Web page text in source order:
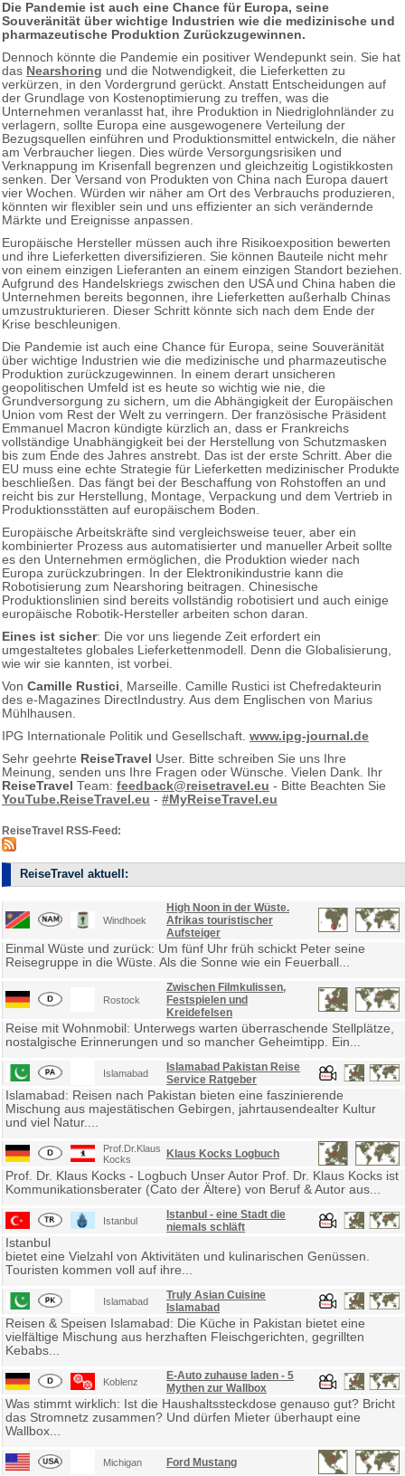
Die Pandemie ist auch eine Chance für Europa, seine
Souveränität über wichtige Industrien wie die medizinische und
pharmazeutische Produktion Zurückzugewinnen.
Dennoch könnte die Pandemie ein positiver Wendepunkt sein. Sie hat
das Nearshoring und die Notwendigkeit, die Lieferketten zu
verkürzen, in den Vordergrund gerückt. Anstatt Entscheidungen auf
der Grundlage von Kostenoptimierung zu treffen, was die
Unternehmen veranlasst hat, ihre Produktion in Niedriglohnländer zu
verlagern, sollte Europa eine ausgewogenere Verteilung der
Bezugsquellen einführen und Produktionsmittel entwickeln, die näher
am Verbraucher liegen. Dies würde Versorgungsrisiken und
Verknappung im Krisenfall begrenzen und gleichzeitig Logistikkosten
senken. Der Versand von Produkten von China nach Europa dauert
vier Wochen. Würden wir näher am Ort des Verbrauchs produzieren,
könnten wir flexibler sein und uns effizienter an sich verändernde
Märkte und Ereignisse anpassen.
Europäische Hersteller müssen auch ihre Risikoexposition bewerten
und ihre Lieferketten diversifizieren. Sie können Bauteile nicht mehr
von einem einzigen Lieferanten an einem einzigen Standort beziehen.
Aufgrund des Handelskriegs zwischen den USA und China haben die
Unternehmen bereits begonnen, ihre Lieferketten außerhalb Chinas
umzustrukturieren. Dieser Schritt könnte sich nach dem Ende der
Krise beschleunigen.
Die Pandemie ist auch eine Chance für Europa, seine Souveränität
über wichtige Industrien wie die medizinische und pharmazeutische
Produktion zurückzugewinnen. In einem derart unsicheren
geopolitischen Umfeld ist es heute so wichtig wie nie, die
Grundversorgung zu sichern, um die Abhängigkeit der Europäischen
Union vom Rest der Welt zu verringern. Der französische Präsident
Emmanuel Macron kündigte kürzlich an, dass er Frankreichs
vollständige Unabhängigkeit bei der Herstellung von Schutzmasken
bis zum Ende des Jahres anstrebt. Das ist der erste Schritt. Aber die
EU muss eine echte Strategie für Lieferketten medizinischer Produkte
beschließen. Das fängt bei der Beschaffung von Rohstoffen an und
reicht bis zur Herstellung, Montage, Verpackung und dem Vertrieb in
Produktionsstätten auf europäischem Boden.
Europäische Arbeitskräfte sind vergleichsweise teuer, aber ein
kombinierter Prozess aus automatisierter und manueller Arbeit sollte
es den Unternehmen ermöglichen, die Produktion wieder nach
Europa zurückzubringen. In der Elektronikindustrie kann die
Robotisierung zum Nearshoring beitragen. Chinesische
Produktionslinien sind bereits vollständig robotisiert und auch einige
europäische Robotik-Hersteller arbeiten schon daran.
Eines ist sicher: Die vor uns liegende Zeit erfordert ein
umgestaltetes globales Lieferkettenmodell. Denn die Globalisierung,
wie wir sie kannten, ist vorbei.
Von Camille Rustici, Marseille. Camille Rustici ist Chefredakteurin
des e-Magazines DirectIndustry. Aus dem Englischen von Marius
Mühlhausen.
IPG Internationale Politik und Gesellschaft. www.ipg-journal.de
Sehr geehrte ReiseTravel User. Bitte schreiben Sie uns Ihre
Meinung, senden uns Ihre Fragen oder Wünsche. Vielen Dank. Ihr
ReiseTravel Team: feedback@reisetravel.eu - Bitte Beachten Sie
YouTube.ReiseTravel.eu - #MyReiseTravel.eu
ReiseTravel RSS-Feed:
ReiseTravel aktuell:
Windhoek
High Noon in der Wüste.
Afrikas touristischer
Aufsteiger
Einmal Wüste und zurück: Um fünf Uhr früh schickt Peter seine
Reisegruppe in die Wüste. Als die Sonne wie ein Feuerball...
Rostock
Zwischen Filmkulissen,
Festspielen und
Kreidefelsen
Reise mit Wohnmobil: Unterwegs warten überraschende Stellplätze,
nostalgische Erinnerungen und so mancher Geheimtipp. Ein...
Islamabad
Islamabad Pakistan Reise
Service Ratgeber
Islamabad: Reisen nach Pakistan bieten eine faszinierende
Mischung aus majestätischen Gebirgen, jahrtausendealter Kultur
und viel Natur....
Prof.Dr.Klaus
Kocks
Klaus Kocks Logbuch
Prof. Dr. Klaus Kocks - Logbuch Unser Autor Prof. Dr. Klaus Kocks ist
Kommunikationsberater (Cato der Ältere) von Beruf & Autor aus...
Istanbul
Istanbul - eine Stadt die
niemals schläft
Istanbul
bietet eine Vielzahl von Aktivitäten und kulinarischen Genüssen.
Touristen kommen voll auf ihre...
Islamabad
Truly Asian Cuisine
Islamabad
Reisen & Speisen Islamabad: Die Küche in Pakistan bietet eine
vielfältige Mischung aus herzhaften Fleischgerichten, gegrillten
Kebabs...
Koblenz
E-Auto zuhause laden - 5
Mythen zur Wallbox
Was stimmt wirklich: Ist die Haushaltssteckdose genauso gut? Bricht
das Stromnetz zusammen? Und dürfen Mieter überhaupt eine
Wallbox...
Michigan Ford Mustang